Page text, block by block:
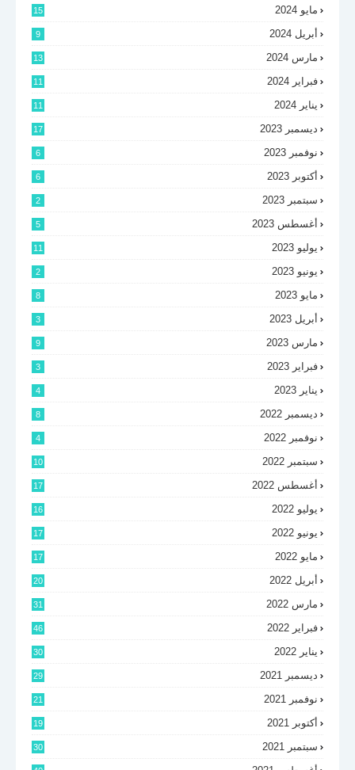
مايو 2024 15
أبريل 2024 9
مارس 2024 13
فبراير 2024 11
يناير 2024 11
ديسمبر 2023 17
نوفمبر 2023 6
أكتوبر 2023 6
سبتمبر 2023 2
أغسطس 2023 5
يوليو 2023 11
يونيو 2023 2
مايو 2023 8
أبريل 2023 3
مارس 2023 9
فبراير 2023 3
يناير 2023 4
ديسمبر 2022 8
نوفمبر 2022 4
سبتمبر 2022 10
أغسطس 2022 17
يوليو 2022 16
يونيو 2022 17
مايو 2022 17
أبريل 2022 20
مارس 2022 31
فبراير 2022 46
يناير 2022 30
ديسمبر 2021 29
نوفمبر 2021 21
أكتوبر 2021 19
سبتمبر 2021 30